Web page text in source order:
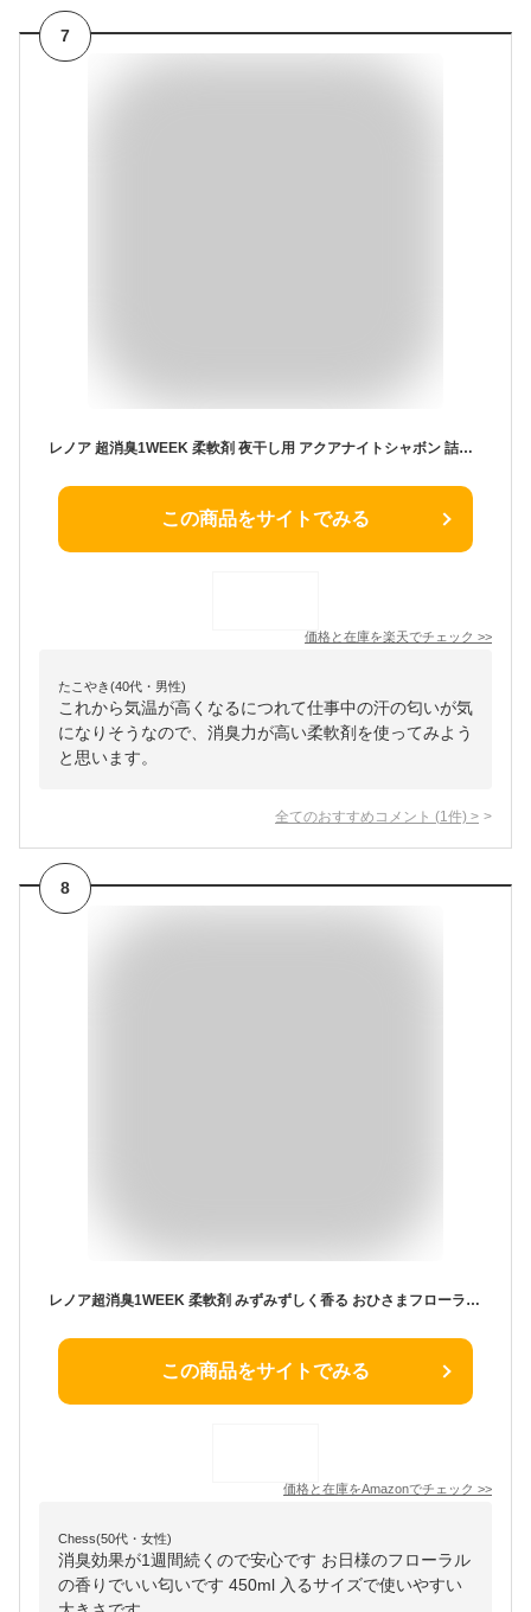
7
レノア 超消臭1WEEK 柔軟剤 夜干し用 アクアナイトシャボン 詰め替え 特大(840ml)【レノア超消臭】
この商品をサイトでみる
価格と在庫を楽天でチェック >>
たこやき(40代・男性)
これから気温が高くなるにつれて仕事中の汗の匂いが気
になりそうなので、消臭力が高い柔軟剤を使ってみよう
と思います。
全てのおすすめコメント (1 件) >
8
レノア超消臭1WEEK 柔軟剤 みずみずしく香る おひさまフローラルの香り 本体 450mL
この商品をサイトでみる
価格と在庫をAmazonでチェック >>
Chess(50代・女性)
消臭効果が1週間続くので安心です お日様のフローラル
の香りでいい匂いです 450ml 入るサイズで使いやすい